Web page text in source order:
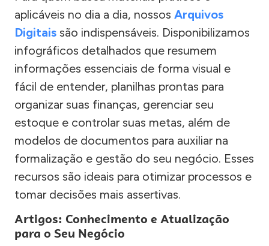
aplicáveis no dia a dia, nossos Arquivos
Digitais são indispensáveis. Disponibilizamos
infográficos detalhados que resumem
informações essenciais de forma visual e
fácil de entender, planilhas prontas para
organizar suas finanças, gerenciar seu
estoque e controlar suas metas, além de
modelos de documentos para auxiliar na
formalização e gestão do seu negócio. Esses
recursos são ideais para otimizar processos e
tomar decisões mais assertivas.
Artigos: Conhecimento e Atualização
para o Seu Negócio